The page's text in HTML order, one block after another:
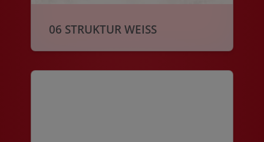
06 STRUKTUR WEISS